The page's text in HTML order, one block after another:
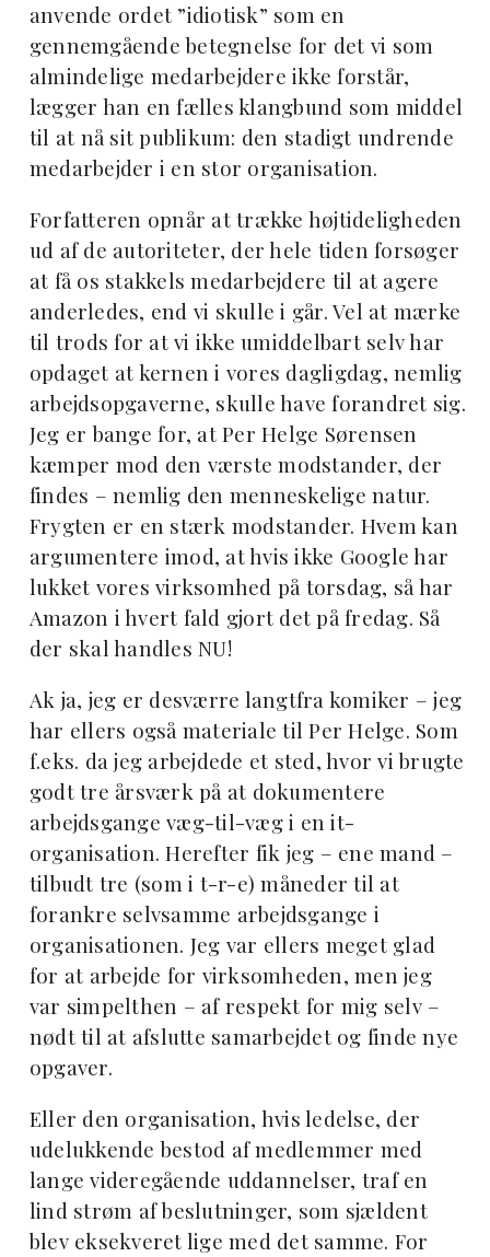
anvende ordet ”idiotisk” som en
gennemgående betegnelse for det vi som
almindelige medarbejdere ikke forstår,
lægger han en fælles klangbund som middel
til at nå sit publikum: den stadigt undrende
medarbejder i en stor organisation.
Forfatteren opnår at trække højtideligheden
ud af de autoriteter, der hele tiden forsøger
at få os stakkels medarbejdere til at agere
anderledes, end vi skulle i går. Vel at mærke
til trods for at vi ikke umiddelbart selv har
opdaget at kernen i vores dagligdag, nemlig
arbejdsopgaverne, skulle have forandret sig.
Jeg er bange for, at Per Helge Sørensen
kæmper mod den værste modstander, der
findes – nemlig den menneskelige natur.
Frygten er en stærk modstander. Hvem kan
argumentere imod, at hvis ikke Google har
lukket vores virksomhed på torsdag, så har
Amazon i hvert fald gjort det på fredag. Så
der skal handles NU!
Ak ja, jeg er desværre langtfra komiker – jeg
har ellers også materiale til Per Helge. Som
f.eks. da jeg arbejdede et sted, hvor vi brugte
godt tre årsværk på at dokumentere
arbejdsgange væg-til-væg i en it-
organisation. Herefter fik jeg – ene mand –
tilbudt tre (som i t-r-e) måneder til at
forankre selvsamme arbejdsgange i
organisationen. Jeg var ellers meget glad
for at arbejde for virksomheden, men jeg
var simpelthen – af respekt for mig selv –
nødt til at afslutte samarbejdet og finde nye
opgaver.
Eller den organisation, hvis ledelse, der
udelukkende bestod af medlemmer med
lange videregående uddannelser, traf en
lind strøm af beslutninger, som sjældent
blev eksekveret lige med det samme. For